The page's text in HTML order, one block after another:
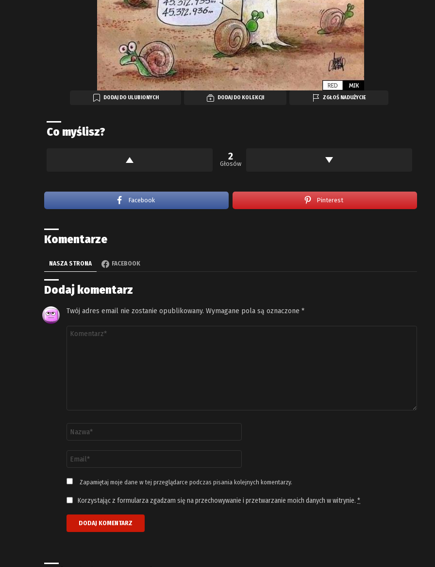
DODAJ DO ULUBIONYCH DODAJ DO KOLEKCJI ZGŁOŚ NADUŻYCIE
Co myślisz?
2
Głosów
Facebook Pinterest
Komentarze
NASZA STRONA FACEBOOK
Dodaj komentarz
Twój adres email nie zostanie opublikowany. Wymagane pola są oznaczone *
Komentarz
email
*
Zapamiętaj moje dane w tej przeglądarce podczas pisania kolejnych komentarzy.
Korzystając z formularza zgadzam się na przechowywanie i przetwarzanie moich danych w witrynie. *